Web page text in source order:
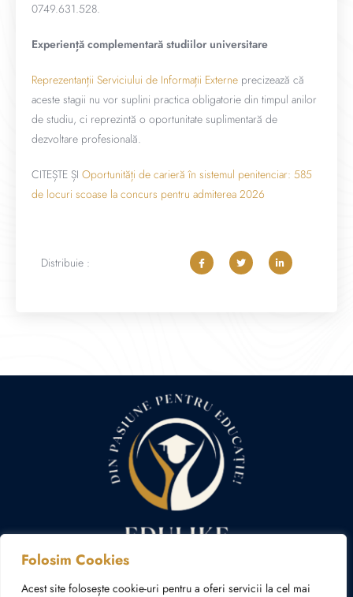
Folosim Cookies
Acest site folosește cookie-uri pentru a oferi servicii la cel mai
0749.631.528.
Experiență complementară studiilor universitare
Reprezentanții Serviciului de Informații Externe precizează că
aceste stagii nu vor suplini practica obligatorie din timpul anilor
de studiu, ci reprezintă o oportunitate suplimentară de
dezvoltare profesională.
CITEȘTE ȘI Oportunități de carieră în sistemul penitenciar: 585
de locuri scoase la concurs pentru admiterea 2026
Distribuie :
Politica de confidențialitate